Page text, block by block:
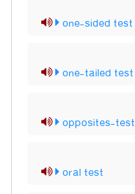
one-sided test
one-tailed test
opposites-test
oral test